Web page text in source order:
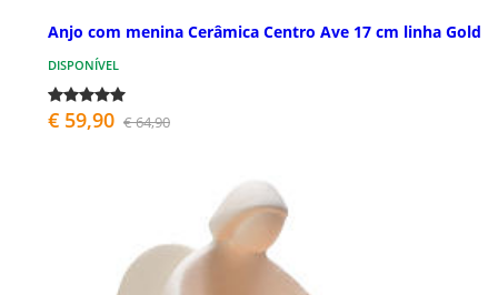
Anjo com menina Cerâmica Centro Ave 17 cm linha Gold
DISPONÍVEL
€ 59,90 € 64,90